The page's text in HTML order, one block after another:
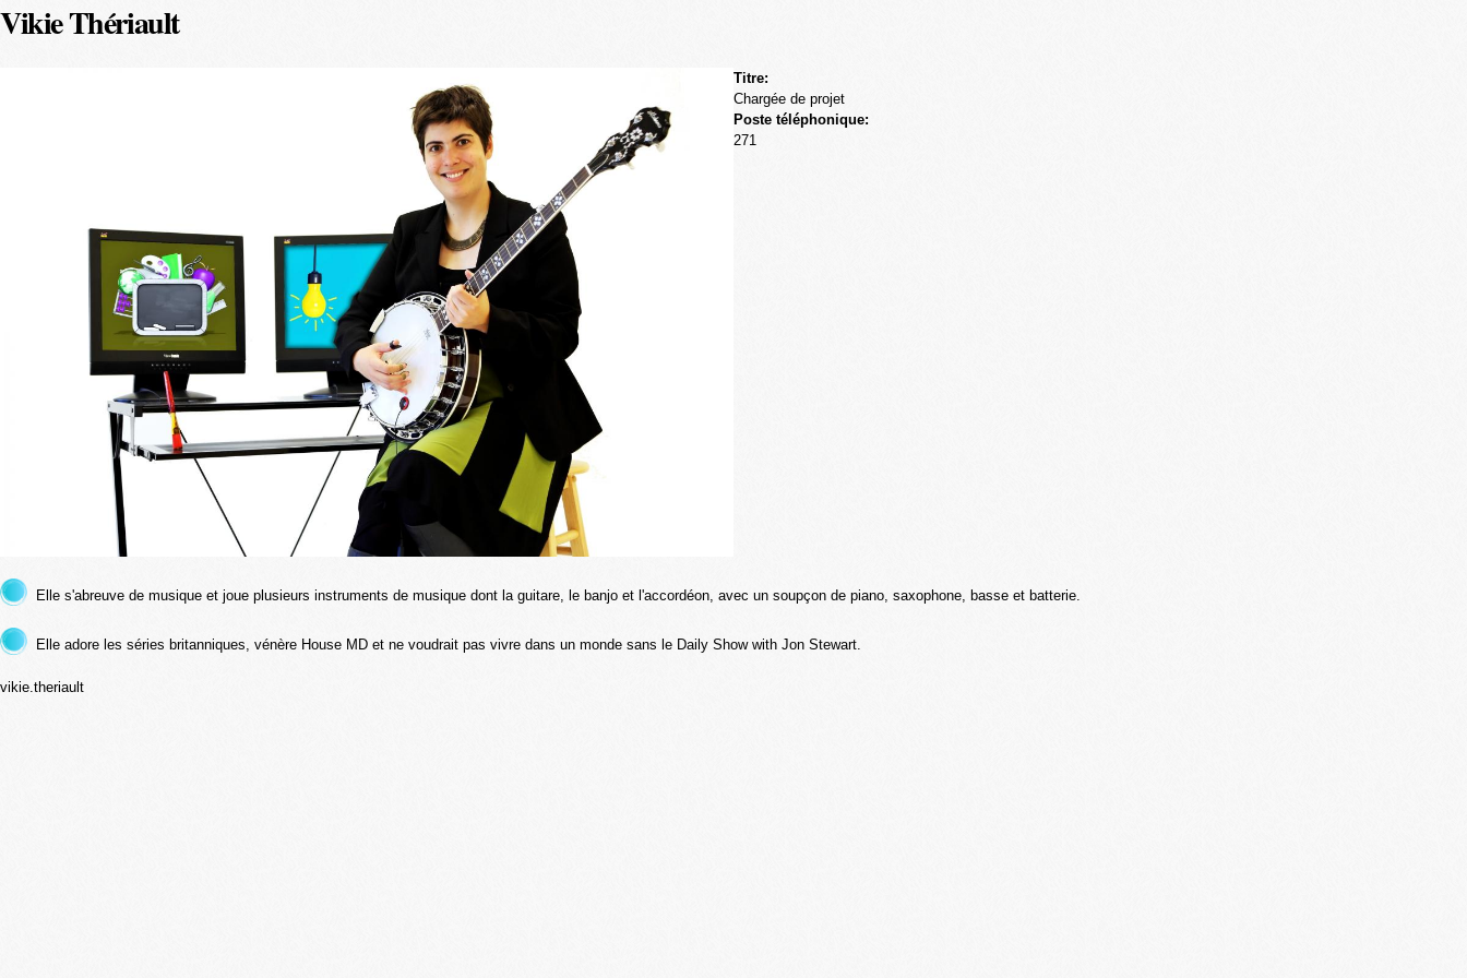
Vikie Thériault
Titre:
Chargée de projet
Poste téléphonique:
271
Elle s'abreuve de musique et joue plusieurs instruments de musique dont la guitare, le banjo et l'accordéon, avec un soupçon de piano, saxophone, basse et batterie.
Elle adore les séries britanniques, vénère House MD et ne voudrait pas vivre dans un monde sans le Daily Show with Jon Stewart.
vikie.theriault